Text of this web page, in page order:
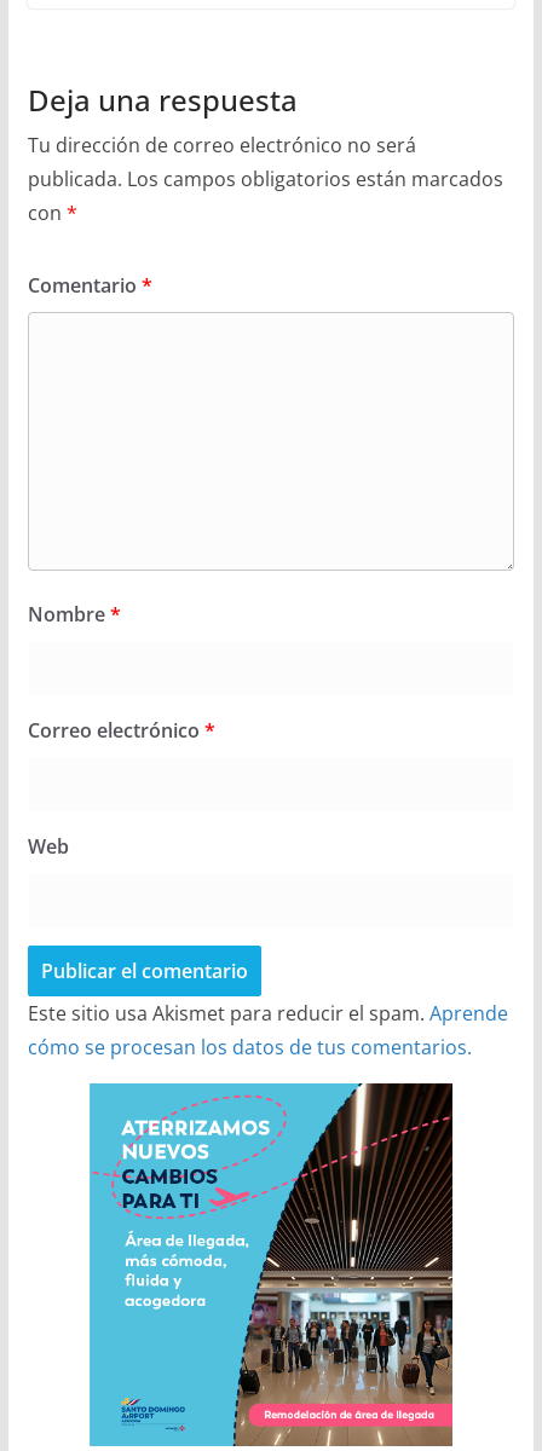
Deja una respuesta
Tu dirección de correo electrónico no será
publicada. Los campos obligatorios están marcados
con *
Comentario *
Nombre*
Correo electrónico *
Web
Este sitio usa Akismet para reducir el spam. Aprende
cómo se procesan los datos de tus comentarios.